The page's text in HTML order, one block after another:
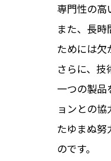
専門性の高
また、長
ためには欠
さらに、技
一つの製品
ョンとの協
たゆまぬ努
のです。